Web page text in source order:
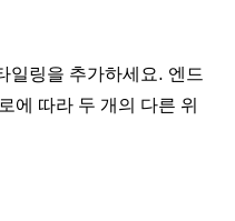
일링을 추가하세요. 엔드
에 따라 두 개의 다른 위